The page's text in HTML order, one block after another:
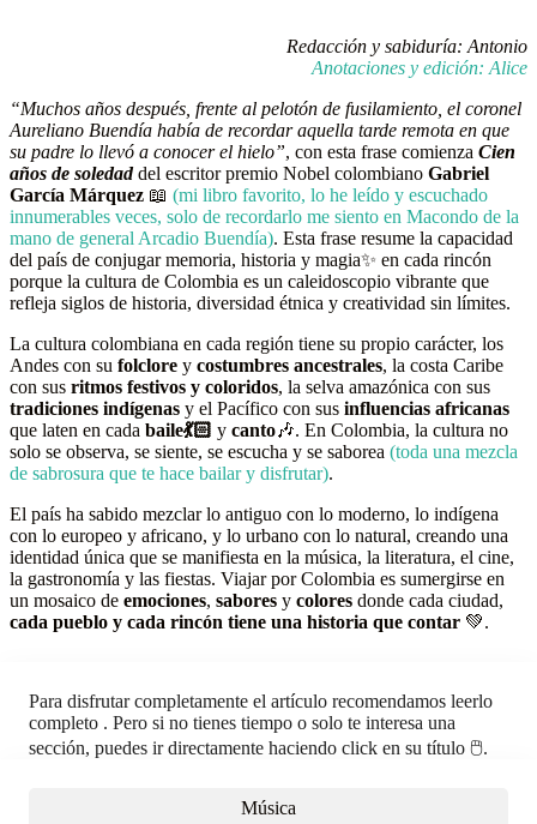
Redacción y sabiduría: Antonio
Anotaciones y edición: Alice
“Muchos años después, frente al pelotón de fusilamiento, el coronel
Aureliano Buendía había de recordar aquella tarde remota en que
su padre lo llevó a conocer el hielo”, con esta frase comienza Cien
años de soledad del escritor premio Nobel colombiano Gabriel
García Márquez 📖 (mi libro favorito, lo he leído y escuchado
innumerables veces, solo de recordarlo me siento en Macondo de la
mano de general Arcadio Buendía). Esta frase resume la capacidad
del país de conjugar memoria, historia y magia✨ en cada rincón
porque la cultura de Colombia es un caleidoscopio vibrante que
refleja siglos de historia, diversidad étnica y creatividad sin límites.
La cultura colombiana en cada región tiene su propio carácter, los
Andes con su folclore y costumbres ancestrales, la costa Caribe
con sus ritmos festivos y coloridos, la selva amazónica con sus
tradiciones indígenas y el Pacífico con sus influencias africanas
que laten en cada baile💃🏻 y canto🎶. En Colombia, la cultura no
solo se observa, se siente, se escucha y se saborea (toda una mezcla
de sabrosura que te hace bailar y disfrutar).
El país ha sabido mezclar lo antiguo con lo moderno, lo indígena
con lo europeo y africano, y lo urbano con lo natural, creando una
identidad única que se manifiesta en la música, la literatura, el cine,
la gastronomía y las fiestas. Viajar por Colombia es sumergirse en
un mosaico de emociones, sabores y colores donde cada ciudad,
cada pueblo y cada rincón tiene una historia que contar 💚.
Para disfrutar completamente el artículo recomendamos leerlo
completo . Pero si no tienes tiempo o solo te interesa una
sección, puedes ir directamente haciendo click en su título 🖱️.
Música